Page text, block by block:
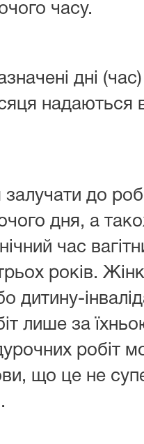
часу.
дні
надаються
до
дня, а
час
років.
дитину-
лише за
робіт
що це не